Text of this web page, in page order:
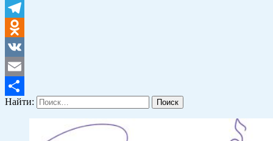
WhatsApp
Telegram
Odnoklassniki
VK
Email
Отправить
Найти: